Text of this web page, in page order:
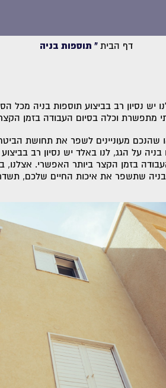
דף הבית » תוספות בניה
נסיון רב בביצוע תוספות בניה מכל
מתפשרת וכלה בסיום העבודה בזמן
מעוניינים לשפר את תחושת
על הגג, לנו באלד יש נסיון רב
בזמן הקצר ביותר האפשרי. אצלנו,
שתשפר את איכות החיים שלכם,